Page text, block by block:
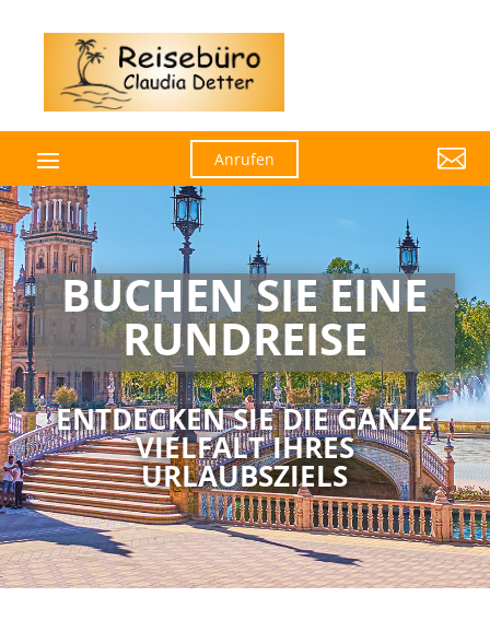
Anrufen 
BUCHEN SIE EINE
RUNDREISE
ENTDECKEN SIE DIE GANZE
VIELFALT IHRES
URLAUBSZIELS